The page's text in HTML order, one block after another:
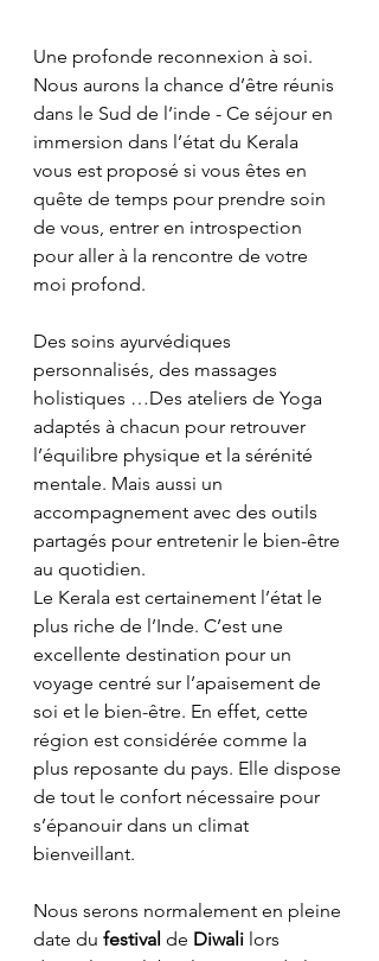
Une profonde reconnexion à soi.
Nous aurons la chance d’être réunis
dans le Sud de l’inde - Ce séjour en
immersion dans l’état du Kerala
vous est proposé si vous êtes en
quête de temps pour prendre soin
de vous, entrer en introspection
pour aller à la rencontre de votre
moi profond.
Des soins ayurvédiques
personnalisés, des massages
holistiques …Des ateliers de Yoga
adaptés à chacun pour retrouver
l’équilibre physique et la sérénité
mentale. Mais aussi un
accompagnement avec des outils
partagés pour entretenir le bien-être
au quotidien.
Le Kerala est certainement l’état le
plus riche de l’Inde. C’est une
excellente destination pour un
voyage centré sur l’apaisement de
soi et le bien-être. En effet, cette
région est considérée comme la
plus reposante du pays. Elle dispose
de tout le confort nécessaire pour
s’épanouir dans un climat
bienveillant.
Nous serons normalement en pleine
date du festival de Diwali lors